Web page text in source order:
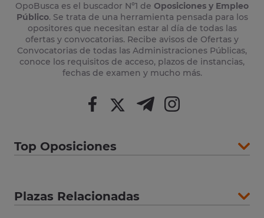
OpoBusca es el buscador Nº1 de Oposiciones y Empleo
Público. Se trata de una herramienta pensada para los
opositores que necesitan estar al día de todas las
ofertas y convocatorias. Recibe avisos de Ofertas y
Convocatorias de todas las Administraciones Públicas,
conoce los requisitos de acceso, plazos de instancias,
fechas de examen y mucho más.
Top Oposiciones
Plazas Relacionadas